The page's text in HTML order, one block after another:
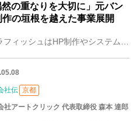
然の重なりを大切に」元バン
の垣根を越えた事業展開
京都府にある有限会社京都グラフィッシュはHP制作やシステム制作をメインに行うWeb制作会社です。代表の井早朗（いはや あきら）さんは元バンドマン。自身が行ってい
社伝 京都
社アートクリック 代表取締役 森本 達郎